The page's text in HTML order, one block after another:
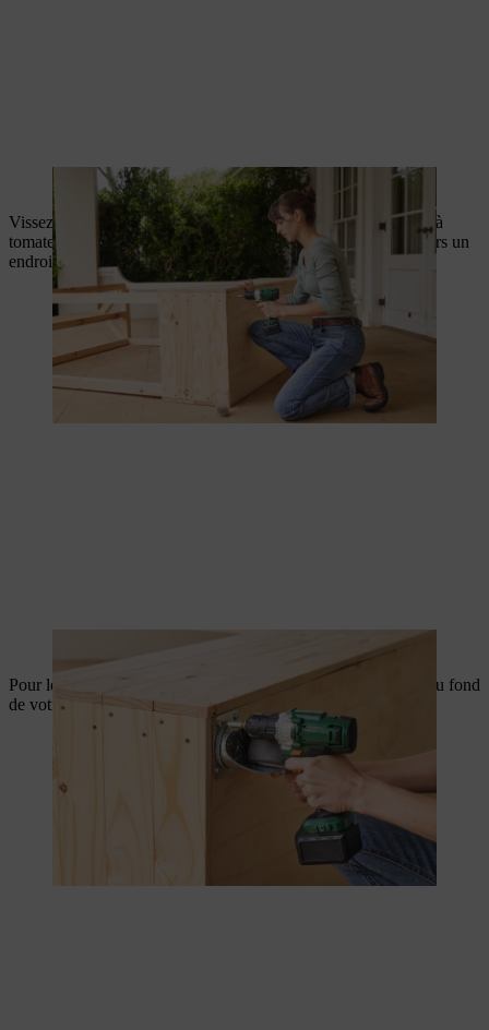
Le fond de l’abri à tomates constitue une fondation stable.
Vissez maintenant les roulettes pivotantes sur le fond de l’abri à
tomates afin de pouvoir le déplacer sans problème plus tard vers un
endroit approprié.
Les roulettes pivotantes permettent de déplacer l’abri à tomates.
Pour le drainage, percez des trous de 1 cm dans les planches du fond
de votre abri à tomates.